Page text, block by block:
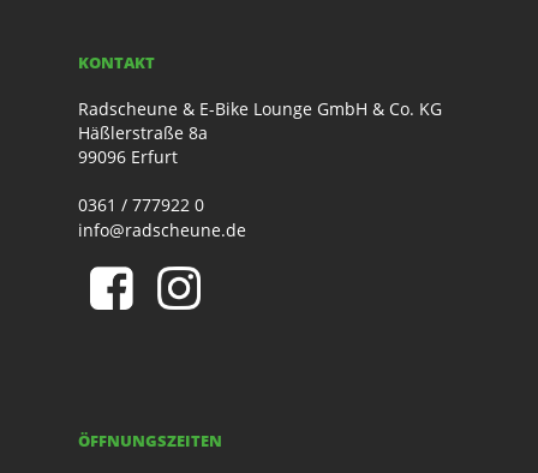
KONTAKT
Radscheune & E-Bike Lounge GmbH & Co. KG
Häßlerstraße 8a
99096 Erfurt
0361 / 777922 0
info@radscheune.de
ÖFFNUNGSZEITEN